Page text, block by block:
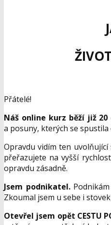
Přátelé!
Náš online kurz běží již 20
a posuny, kterých se spustila
Opravdu vidím ten uvolňující
přeřazujete na vyšší
opravdu zásadně.
Jsem podnikatel.Podnikám
Zkoumal jsem u sebe i
Otevřel jsem opět CESTU